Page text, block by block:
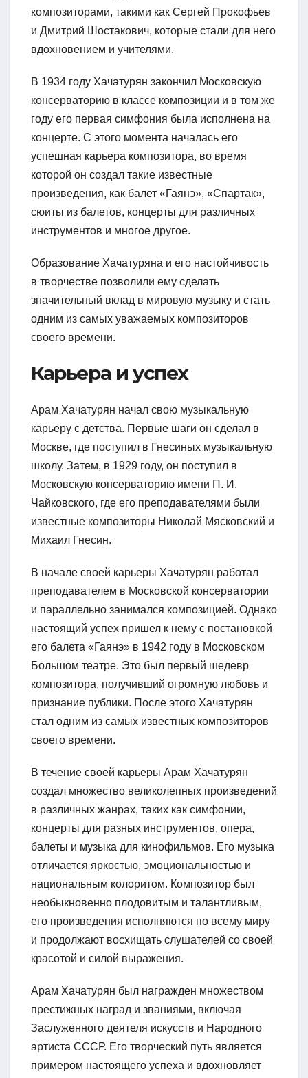
композиторами, такими как Сергей Прокофьев
и Дмитрий Шостакович, которые стали для него
вдохновением и учителями.
В 1934 году Хачатурян закончил Московскую
консерваторию в классе композиции и в том же
году его первая симфония была исполнена на
концерте. С этого момента началась его
успешная карьера композитора, во время
которой он создал такие известные
произведения, как балет «Гаянэ», «Спартак»,
сюиты из балетов, концерты для различных
инструментов и многое другое.
Образование Хачатуряна и его настойчивость
в творчестве позволили ему сделать
значительный вклад в мировую музыку и стать
одним из самых уважаемых композиторов
своего времени.
Карьера и успех
Арам Хачатурян начал свою музыкальную
карьеру с детства. Первые шаги он сделал в
Москве, где поступил в Гнесиных музыкальную
школу. Затем, в 1929 году, он поступил в
Московскую консерваторию имени П. И.
Чайковского, где его преподавателями были
известные композиторы Николай Мясковский и
Михаил Гнесин.
В начале своей карьеры Хачатурян работал
преподавателем в Московской консерватории
и параллельно занимался композицией. Однако
настоящий успех пришел к нему с постановкой
его балета «Гаянэ» в 1942 году в Московском
Большом театре. Это был первый шедевр
композитора, получивший огромную любовь и
признание публики. После этого Хачатурян
стал одним из самых известных композиторов
своего времени.
В течение своей карьеры Арам Хачатурян
создал множество великолепных произведений
в различных жанрах, таких как симфонии,
концерты для разных инструментов, опера,
балеты и музыка для кинофильмов. Его музыка
отличается яркостью, эмоциональностью и
национальным колоритом. Композитор был
необыкновенно плодовитым и талантливым,
его произведения исполняются по всему миру
и продолжают восхищать слушателей со своей
красотой и силой выражения.
Арам Хачатурян был награжден множеством
престижных наград и званиями, включая
Заслуженного деятеля искусств и Народного
артиста СССР. Его творческий путь является
примером настоящего успеха и вдохновляет